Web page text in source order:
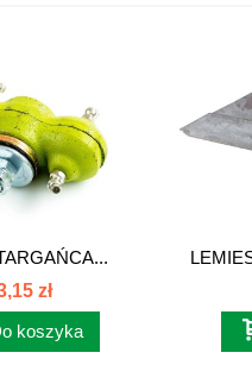
zł
koszyka